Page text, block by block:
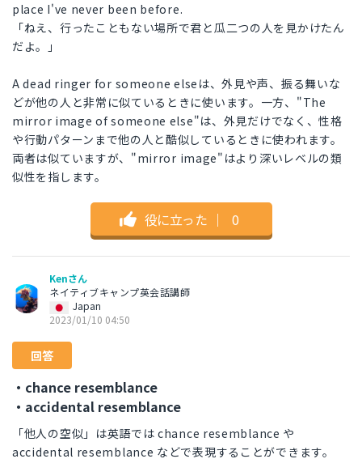
place I've never been before.
「ねえ、行ったこともない場所で君と瓜二つの人を見かけたん
だよ。」
A dead ringer for someone elseは、外見や声、振る舞いな
どが他の人と非常に似ているときに使います。一方、"The
mirror image of someone else"は、外見だけでなく、性格
や行動パターンまで他の人と酷似しているときに使われます。
両者は似ていますが、"mirror image"はより深いレベルの類
似性を指します。
役に立った ｜ 0
Kenさん
ネイティブキャンプ英会話講師
Japan
2023/01/10 04:50
回答
・chance resemblance
・accidental resemblance
「他人の空似」は英語では chance resemblance や
accidental resemblance などで表現することができます。